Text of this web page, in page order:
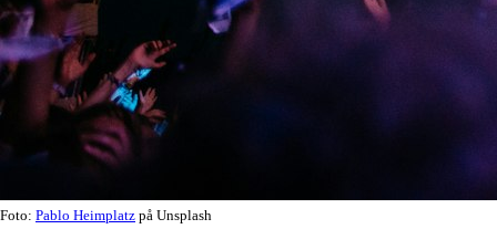
Foto: Pablo Heimplatz på Unsplash